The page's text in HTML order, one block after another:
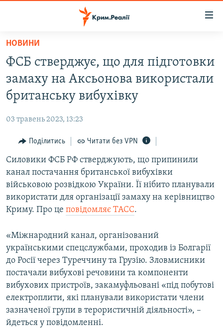
Перейти
основного
матеріалу
Перейти
до
основної
навігації
Перейти
пошуку
ВІДЕО ТА ФОТО
БЛОГИ
ПОГЛЯД
ІНТЕРВ'Ю
СПЕЦПРОЕКТИ
ДЕПОРТАЦІЯ
ВІДЕОУРОКИ «ELIFBE»
СВІДЧЕННЯ ОКУПАЦІЇ
УКРАЇНСЬКА ПРОБЛЕМА КРИМУ
ІНФОГРАФІКА
ЯК ОБІЙТИ БЛОКУВАННЯ
Русский
Qırımtatar
ДОЛУЧАЙСЯ!
НОВИНИ
ФСБ стверджує, що для підготовки
замаху на Аксьонова використали
британську вибухівку
03 травень 2023, 13:23
Поділитись Читати без VPN
Силовики ФСБ РФ стверджують, що припинили
канал постачання британської вибухівки
військовою розвідкою України. Її нібито планували
використати для організації замаху на керівництво
Криму. Про це повідомляє ТАСС.
«Міжнародний канал, організований
українськими спецслужбами, проходив із Болгарії
до Росії через Туреччину та Грузію. Зловмисники
постачали вибухові речовини та компоненти
вибухових пристроїв, закамуфльовані «під побутові
електроплити, які планували використати члени
зазначеної групи в терористичній діяльності», –
йдеться у повідомленні.